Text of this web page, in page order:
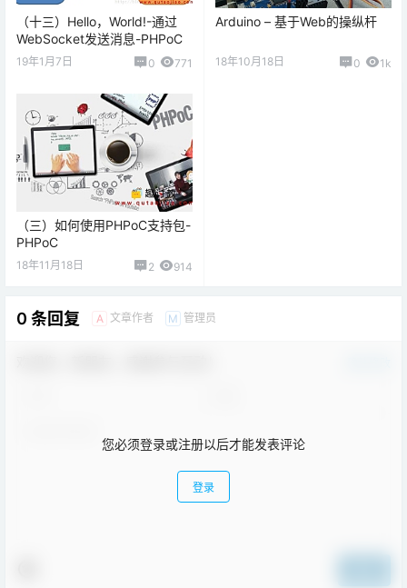
（十三）Hello，World!-通过
WebSocket发送消息-PHPoC
19年1月7日 0 771
Arduino – 基于Web的操纵杆
18年10月18日 0 1k
（三）如何使用PHPoC支持包-
PHPoC
18年11月18日 2 914
0 条回复 A 文章作者 M 管理员
您必须登录或注册以后才能发表评论
登录